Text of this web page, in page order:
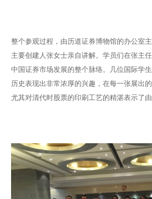
整个参观过程，由历道证券博物馆的办公室
主要创建人张女士亲自讲解。学员们在张主
中国证券市场发展的整个脉络。几位国际学
历史表现出非常浓厚的兴趣，在每一张展出
尤其对清代时股票的印刷工艺的精湛表示了由